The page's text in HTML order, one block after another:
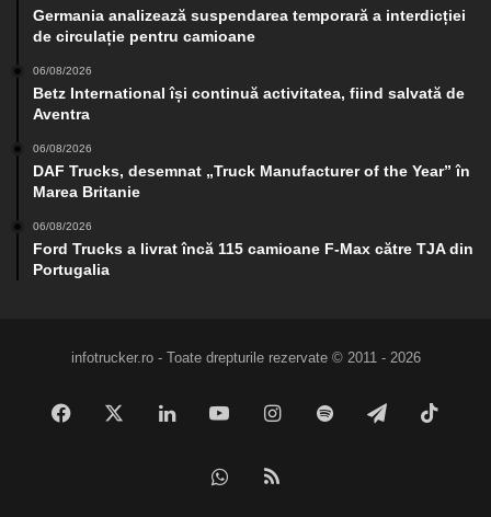
Germania analizează suspendarea temporară a interdicției
de circulație pentru camioane
06/08/2026
Betz International își continuă activitatea, fiind salvată de
Aventra
06/08/2026
DAF Trucks, desemnat „Truck Manufacturer of the Year” în
Marea Britanie
06/08/2026
Ford Trucks a livrat încă 115 camioane F-Max către TJA din
Portugalia
infotrucker.ro - Toate drepturile rezervate © 2011 - 2026
Facebook LinkedInYouTubeInstagram
Spotify Telegram
WhatsApp